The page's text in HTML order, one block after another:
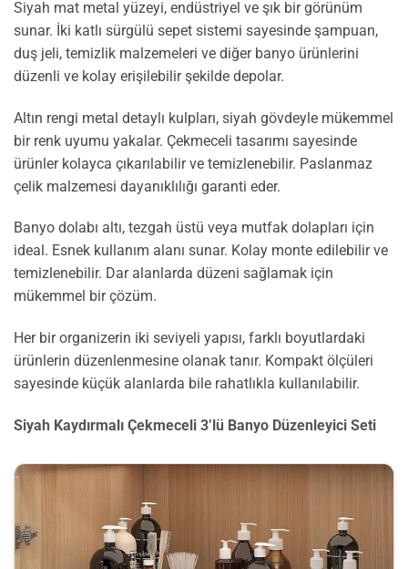
Siyah mat metal yüzeyi, endüstriyel ve şık bir görünüm
sunar. İki katlı sürgülü sepet sistemi sayesinde şampuan,
duş jeli, temizlik malzemeleri ve diğer banyo ürünlerini
düzenli ve kolay erişilebilir şekilde depolar.
Altın rengi metal detaylı kulpları, siyah gövdeyle mükemmel
bir renk uyumu yakalar. Çekmeceli tasarımı sayesinde
ürünler kolayca çıkarılabilir ve temizlenebilir. Paslanmaz
çelik malzemesi dayanıklılığı garanti eder.
Banyo dolabı altı, tezgah üstü veya mutfak dolapları için
ideal. Esnek kullanım alanı sunar. Kolay monte edilebilir ve
temizlenebilir. Dar alanlarda düzeni sağlamak için
mükemmel bir çözüm.
Her bir organizerin iki seviyeli yapısı, farklı boyutlardaki
ürünlerin düzenlenmesine olanak tanır. Kompakt ölçüleri
sayesinde küçük alanlarda bile rahatlıkla kullanılabilir.
Siyah Kaydırmalı Çekmeceli 3’lü Banyo Düzenleyici Seti